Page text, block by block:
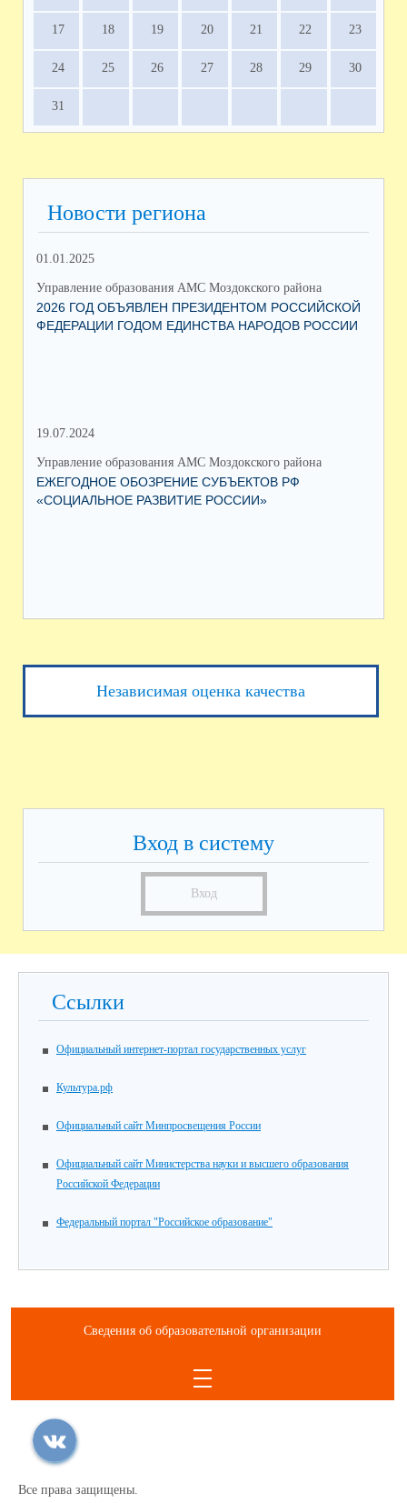
17 18 19 20 21 22 23
24 25 26 27 28 29 30
31
Новости региона
01.01.2025
Управление образования АМС Моздокского района
2026 ГОД ОБЪЯВЛЕН ПРЕЗИДЕНТОМ РОССИЙСКОЙ
ФЕДЕРАЦИИ ГОДОМ ЕДИНСТВА НАРОДОВ РОССИИ
19.07.2024
Управление образования АМС Моздокского района
ЕЖЕГОДНОЕ ОБОЗРЕНИЕ СУБЪЕКТОВ РФ
«СОЦИАЛЬНОЕ РАЗВИТИЕ РОССИИ»
Независимая оценка качества
Вход в систему
Вход
Ссылки
Официальный интернет-портал государственных услуг
Культура.рф
Официальный сайт Минпросвещения России
Официальный сайт Министерства науки и высшего образования
Российской Федерации
Федеральный портал "Российское образование"
Сведения об образовательной организации
Все права защищены.